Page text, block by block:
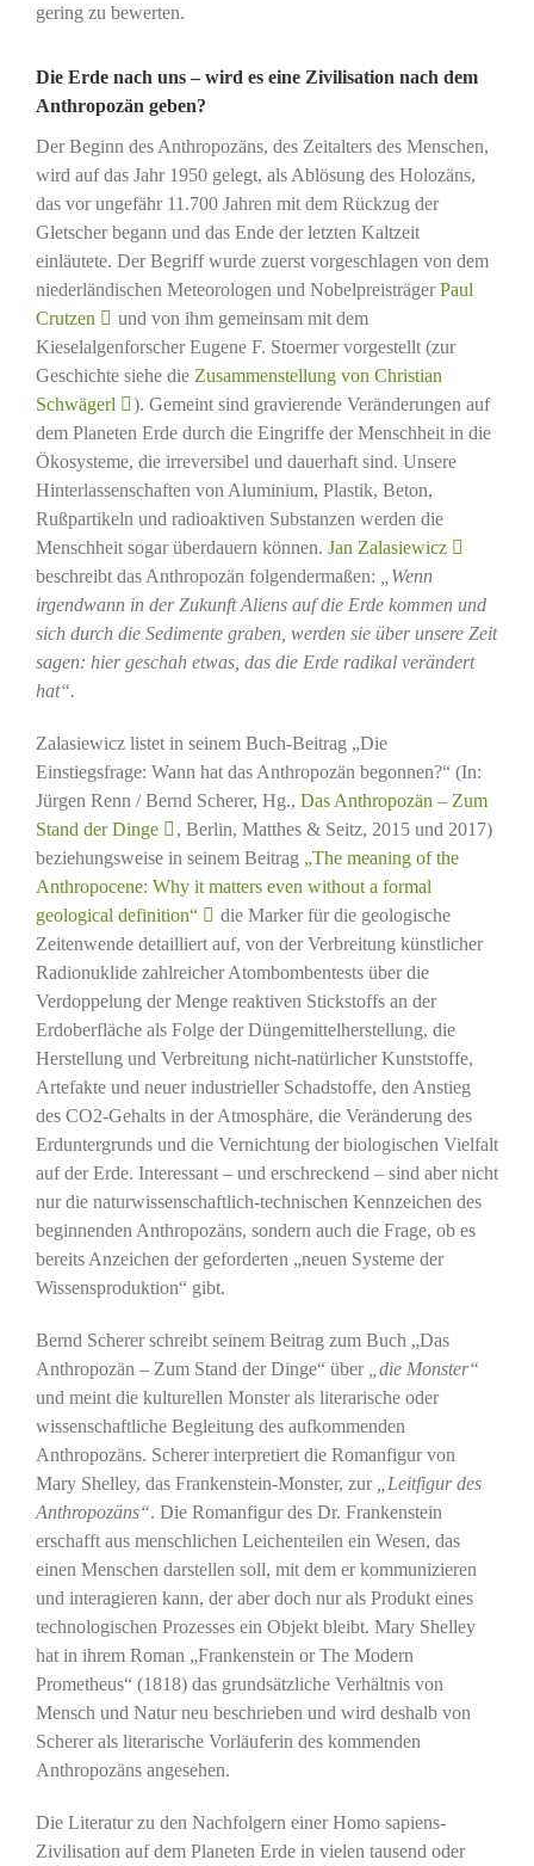
gering zu bewerten.
Die Erde nach uns – wird es eine Zivilisation nach dem
Anthropozän geben?
Der Beginn des Anthropozäns, des Zeitalters des Menschen,
wird auf das Jahr 1950 gelegt, als Ablösung des Holozäns,
das vor ungefähr 11.700 Jahren mit dem Rückzug der
Gletscher begann und das Ende der letzten Kaltzeit
einläutete. Der Begriff wurde zuerst vorgeschlagen von dem
niederländischen Meteorologen und NobelpreisträgerPaul
Crutzen
und von ihm gemeinsam mit dem
Kieselalgenforscher Eugene F. Stoermer vorgestellt (zur
Geschichte siehe die Zusammenstellung von Christian
Schwägerl
). Gemeint sind gravierende Veränderungen auf
dem Planeten Erde durch die Eingriffe der Menschheit in die
Ökosysteme, die irreversibel und dauerhaft sind. Unsere
Hinterlassenschaften von Aluminium, Plastik, Beton,
Rußpartikeln und radioaktiven Substanzen werden die
Menschheit sogar überdauern können. Jan Zalasiewicz
beschreibt das Anthropozän folgendermaßen:
„Wenn
irgendwann in der Zukunft Aliens auf die Erde kommen und
sich durch die Sedimente graben, werden sie über unsere Zeit
sagen: hier geschah etwas, das die Erde radikal verändert
hat“.
Zalasiewicz listet in seinem Buch-Beitrag „Die
Einstiegsfrage: Wann hat das Anthropozän begonnen?“ (In:
Jürgen Renn / Bernd Scherer, Hg., Das Anthropozän – Zum
Stand der Dinge
, Berlin, Matthes & Seitz, 2015 und 2017)
beziehungsweise in seinem Beitrag „The meaning of the
Anthropocene: Why it matters even without a formal
geological definition“
die Marker für die geologische
Zeitenwende detailliert auf, von der Verbreitung künstlicher
Radionuklide zahlreicher Atombombentests über die
Verdoppelung der Menge reaktiven Stickstoffs an der
Erdoberfläche als Folge der Düngemittelherstellung, die
Herstellung und Verbreitung nicht-natürlicher Kunststoffe,
Artefakte und neuer industrieller Schadstoffe, den Anstieg
des CO2-Gehalts in der Atmosphäre, die Veränderung des
Erduntergrunds und die Vernichtung der biologischen Vielfalt
auf der Erde. Interessant – und erschreckend – sind aber nicht
nur die naturwissenschaftlich-technischen Kennzeichen des
beginnenden Anthropozäns, sondern auch die Frage, ob es
bereits Anzeichen der geforderten „neuen Systeme der
Wissensproduktion“ gibt.
Bernd Scherer schreibt seinem Beitrag zum Buch „Das
Anthropozän – Zum Stand der Dinge“ über
„die Monster“
und meint die kulturellen Monster als literarische oder
wissenschaftliche Begleitung des aufkommenden
Anthropozäns. Scherer interpretiert die Romanfigur von
Mary Shelley, das Frankenstein-Monster, zur
„Leitfigur des
Anthropozäns“. Die Romanfigur des Dr. Frankenstein
erschafft aus menschlichen Leichenteilen ein Wesen, das
einen Menschen darstellen soll, mit dem er kommunizieren
und interagieren kann, der aber doch nur als Produkt eines
technologischen Prozesses ein Objekt bleibt. Mary Shelley
hat in ihrem Roman „Frankenstein or The Modern
Prometheus“ (1818) das grundsätzliche Verhältnis von
Mensch und Natur neu beschrieben und wird deshalb von
Scherer als literarische Vorläuferin des kommenden
Anthropozäns angesehen.
Die Literatur zu den Nachfolgern einer Homo sapiens-
Zivilisation auf dem Planeten Erde in vielen tausend oder